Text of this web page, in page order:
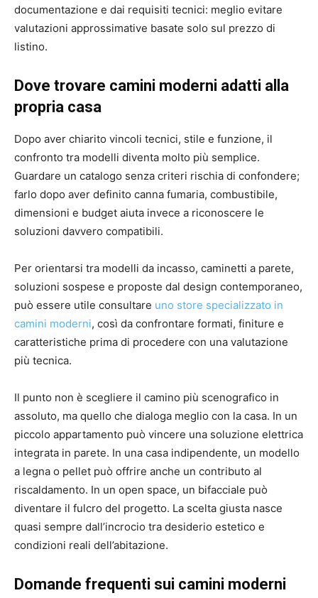
documentazione e dai requisiti tecnici: meglio evitare
valutazioni approssimative basate solo sul prezzo di
listino.
Dove trovare camini moderni adatti alla
propria casa
Dopo aver chiarito vincoli tecnici, stile e funzione, il
confronto tra modelli diventa molto più semplice.
Guardare un catalogo senza criteri rischia di confondere;
farlo dopo aver definito canna fumaria, combustibile,
dimensioni e budget aiuta invece a riconoscere le
soluzioni davvero compatibili.
Per orientarsi tra modelli da incasso, caminetti a parete,
soluzioni sospese e proposte dal design contemporaneo,
può essere utile consultare uno store specializzato in
camini moderni, così da confrontare formati, finiture e
caratteristiche prima di procedere con una valutazione
più tecnica.
Il punto non è scegliere il camino più scenografico in
assoluto, ma quello che dialoga meglio con la casa. In un
piccolo appartamento può vincere una soluzione elettrica
integrata in parete. In una casa indipendente, un modello
a legna o pellet può offrire anche un contributo al
riscaldamento. In un open space, un bifacciale può
diventare il fulcro del progetto. La scelta giusta nasce
quasi sempre dall’incrocio tra desiderio estetico e
condizioni reali dell’abitazione.
Domande frequenti sui camini moderni